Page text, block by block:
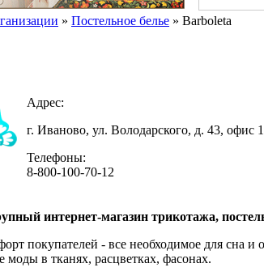
» Постельное белье » Barboleta
Адрес:
г. Иваново, ул. Володарского, д. 43, офис
Телефоны:
8-800-100-70-12
интернет-магазин трикотажа,
покупателей - все необходимое для сна
моды в тканях, расцветках, фасонах.